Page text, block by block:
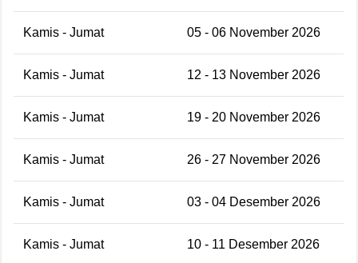
Kamis - Jumat 05 - 06 November 2026
Kamis - Jumat 12 - 13 November 2026
Kamis - Jumat 19 - 20 November 2026
Kamis - Jumat 26 - 27 November 2026
Kamis - Jumat 03 - 04 Desember 2026
Kamis - Jumat 10 - 11 Desember 2026